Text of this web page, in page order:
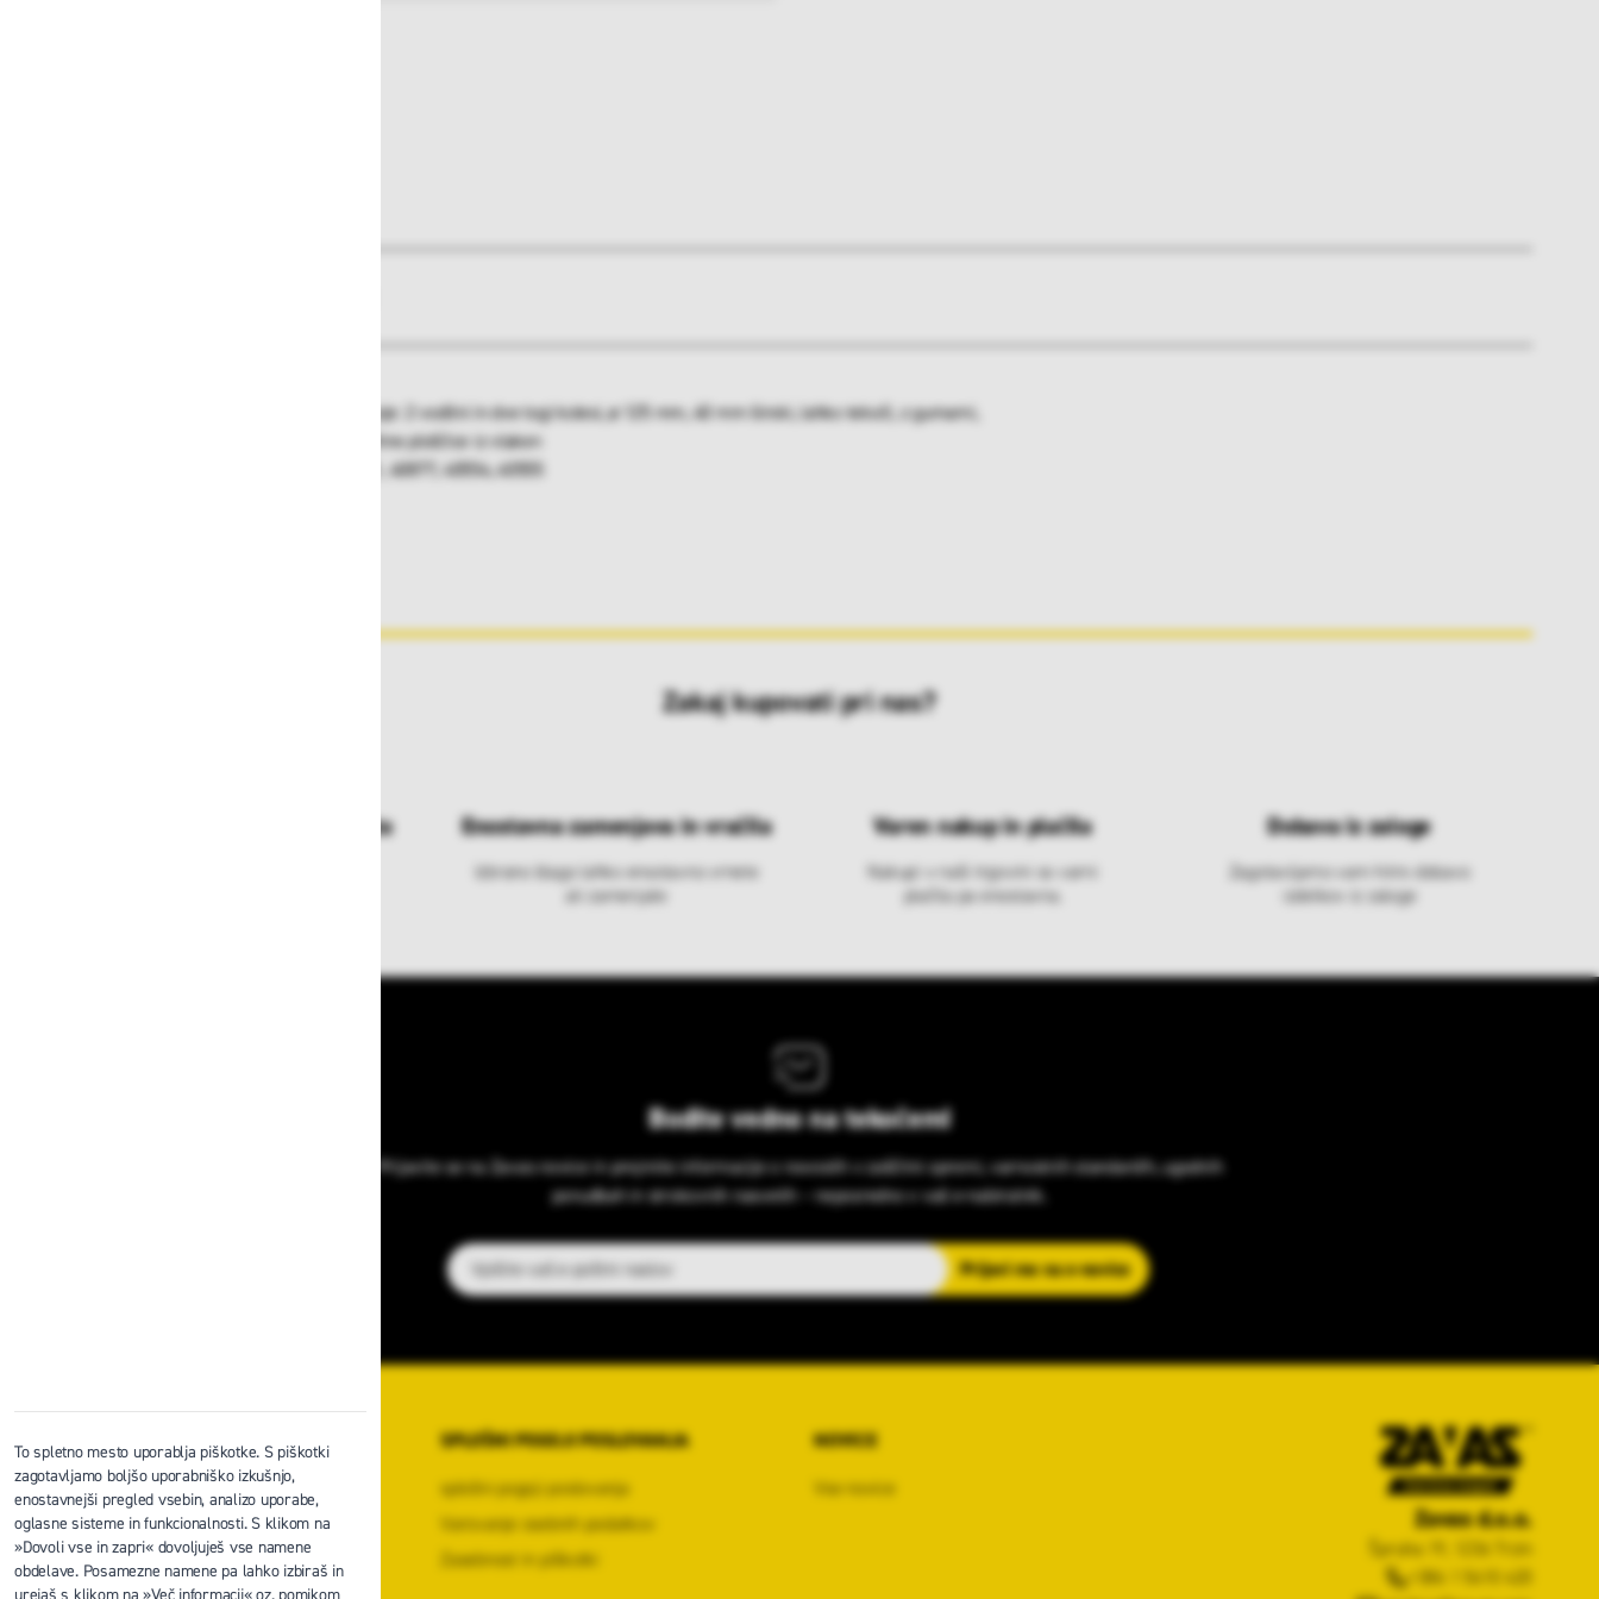
Aluminijasta šasija, nizka izvedba. Podvozje: 2 vodilni in dve togi kolesi, ø 125 mm, 40 mm široki, lahko tekoči, z gumami,
„ne puščajo sledi“, valjčno uležajeni, zaščitne ploščice iz vlaken
40701 - 40703, 40707, 40861, 40877, 40554, 40555
Zakaj kupovati pri nas?
Dostava in prevzemna mesta Enostavna zamenjava in vračila
Izbrano blago lahko ensotavno vrnete
ali zamenjate
Varen nakup in plačila
Nakupi v naši trgovini so varni
plačila pa enostavna.
Dobava iz zaloge
Zagotavljamo vam hitro dobavo
izdelkov iz zaloge
Bodite vedno na tekočem!
Prijavite se na Zavas novice in prejmite informacije o novostih v zaščitni opremi, varnostnih standardih, ugodnih
ponudbah in strokovnih nasvetih – neposredno v vaš e-nabiralnik.
E-poštni naslov
Prijavi me na e-novice
O podjetju
Kontaktni center podjetja
Center za varno delo na višini
SPLOŠNI POGOJI POSLOVANJA
splošni pogoji poslovanja
Varovanje osebnih podatkov
Zasebnost in piškotki
NOVICE
Vse novice
Zavas d.o.o.
Špruha 19, 1236 Trzin
+386 1 5610 420
To spletno mesto uporablja piškotke. S piškotki
zagotavljamo boljšo uporabniško izkušnjo,
enostavnejši pregled vsebin, analizo uporabe,
oglasne sisteme in funkcionalnosti. S klikom na
»Dovoli vse in zapri« dovoljuješ vse namene
obdelave. Posamezne namene pa lahko izbiraš in